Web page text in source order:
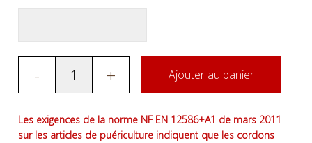
- + Ajouter au panier
Les exigences de la norme NF EN 12586+A1 de mars 2011
sur les articles de puériculture indiquent que les cordons